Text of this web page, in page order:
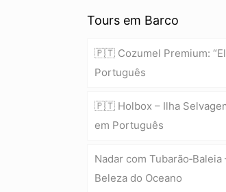
Tours em Barco
🇵🇹 Cozumel Premium: “El
Português
🇵🇹 Holbox – Ilha
em Português
Nadar com Tubarão‑Baleia
Beleza do Oceano